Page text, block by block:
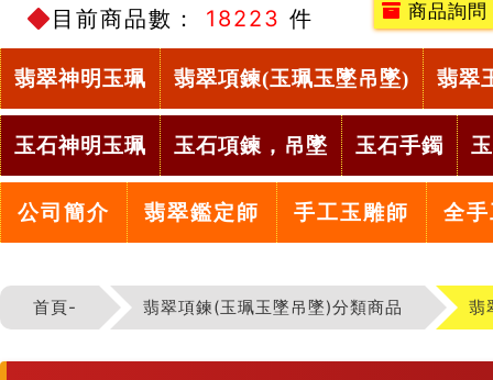
目前商品數： 18223 件
商品詢問
翡翠神明玉珮 翡翠項鍊(玉珮玉墜吊墜) 翡翠
玉石神明玉珮 玉石項鍊，吊墜 玉石手鐲
公司簡介 翡翠鑑定師 手工玉雕師 全
首頁- 翡翠項鍊(玉珮玉墜吊墜)分類商品 翡